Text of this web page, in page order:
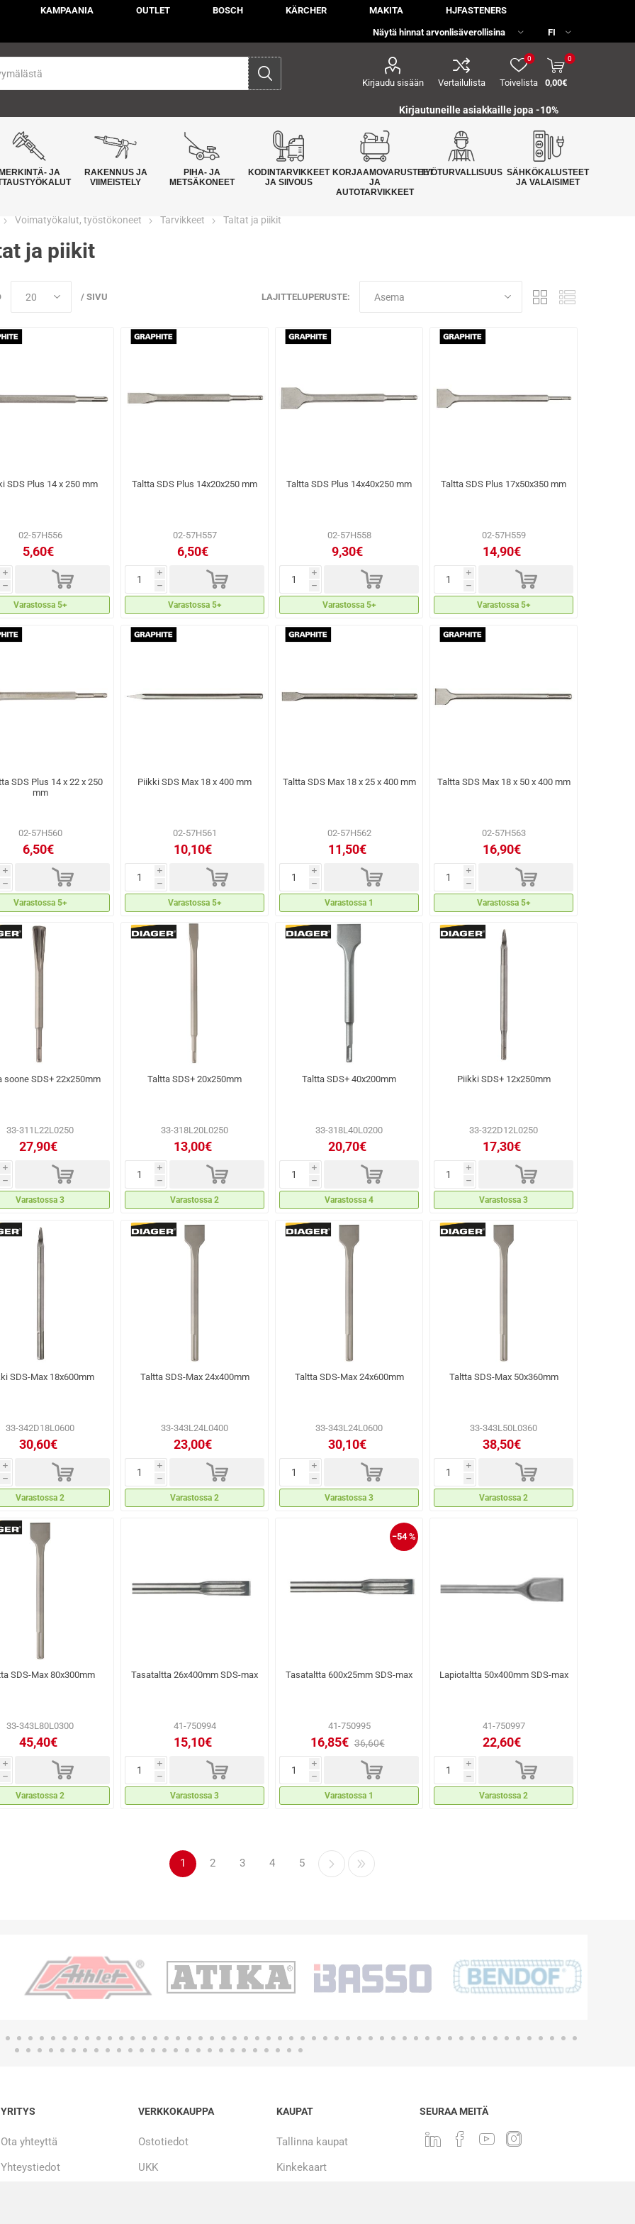
KAMPAANIA OUTLET BOSCH KÄRCHER MAKITA HJFASTENERS
Kirjaudu sisään Vertailulista Toivelista
0 0
0,00€
Kirjautuneille asiakkaille jopa -10%
JA
RAKENNUS JA
VIIMEISTELY
PIHA- JA
METSÄKONEET
KODINTARVIKKEET
JA SIIVOUS
KORJAAMOVARUSTEET
JA
AUTOTARVIKKEET
TYÖTURVALLISUUS SÄHKÖKALUSTEET
JA VALAISIMET
Voimatyökalut, työstökoneet Tarvikkeet Taltat ja piikit
ja piikit
LAJITTELUPERUSTE:
/ SIVU
SDS Plus 14 x 250 mm
02-57H556
5,60€
i
h d
Varastossa 5+
Taltta SDS Plus 14x20x250 mm
02-57H557
6,50€
i
h d
Varastossa 5+
Taltta SDS Plus 14x40x250 mm
02-57H558
9,30€
i
h d
Varastossa 5+
Taltta SDS Plus 17x50x350 mm
02-57H559
14,90€
i
h d
Varastossa 5+
SDS Plus 14 x 22 x 250
mm
02-57H560
6,50€
i
h d
Varastossa 5+
Piikki SDS Max 18 x 400 mm
02-57H561
10,10€
i
h d
Varastossa 5+
Taltta SDS Max 18 x 25 x 400 mm
02-57H562
11,50€
i
h d
Varastossa 1
Taltta SDS Max 18 x 50 x 400 mm
02-57H563
16,90€
i
h d
Varastossa 5+
soone SDS+ 22x250mm
33-311L22L0250
27,90€
i
h d
Varastossa 3
Taltta SDS+ 20x250mm
33-318L20L0250
13,00€
i
h d
Varastossa 2
Taltta SDS+ 40x200mm
33-318L40L0200
20,70€
i
h d
Varastossa 4
Piikki SDS+ 12x250mm
33-322D12L0250
17,30€
i
h d
Varastossa 3
SDS-Max 18x600mm
33-342D18L0600
30,60€
i
h d
Varastossa 2
Taltta SDS-Max 24x400mm
33-343L24L0400
23,00€
i
h d
Varastossa 2
Taltta SDS-Max 24x600mm
33-343L24L0600
30,10€
i
h d
Varastossa 3
Taltta SDS-Max 50x360mm
33-343L50L0360
38,50€
i
h d
Varastossa 2
SDS-Max 80x300mm
33-343L80L0300
45,40€
i
h d
Varastossa 2
Tasataltta 26x400mm SDS-max
41-750994
15,10€
i
h d
Varastossa 3
−54 %
Tasataltta 600x25mm SDS-max
41-750995
16,85€ 36,60€
i
h d
Varastossa 1
Lapiotaltta 50x400mm SDS-max
41-750997
22,60€
i
h d
Varastossa 2
1 2 3 4 5
YRITYS
Ota yhteyttä
Yhteystiedot
VERKKOKAUPPA
Ostotiedot
UKK
KAUPAT
Tallinna kaupat
Kinkekaart
SEURAA MEITÄ